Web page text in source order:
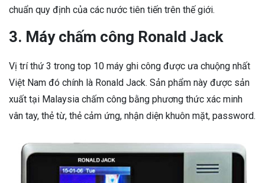
chuẩn quy định của các nước tiên tiến trên thế giới.
3. Máy chấm công Ronald Jack
Vị trí thứ 3 trong top 10 máy ghi công được ưa chuộng nhất
Việt Nam đó chính là Ronald Jack. Sản phẩm này được sản
xuất tại Malaysia chấm công bằng phương thức xác minh
vân tay, thẻ từ, thẻ cảm ứng, nhận diện khuôn mặt, password.